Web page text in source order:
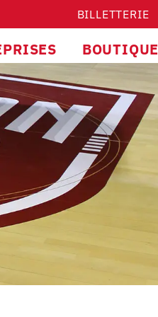
BILLETTERIE
BOUTIQUE